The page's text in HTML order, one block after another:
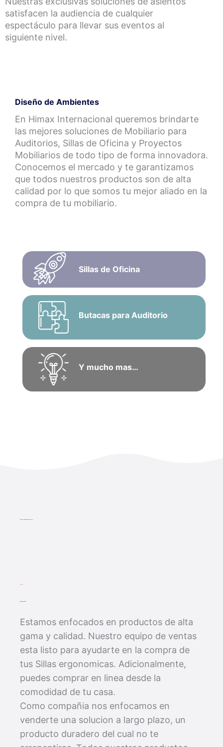
satisfacen la audiencia de cualquier
espectáculo para llevar sus eventos al
siguiente nivel.
Diseño de Ambientes
En Himax Internacional queremos brindarte
las mejores soluciones de Mobiliario para
Auditorios, Sillas de Oficina y Proyectos
Mobiliarios de todo tipo de forma innovadora.
Conocemos el mercado y te garantizamos
que todos nuestros productos son de alta
calidad por lo que somos tu mejor aliado en la
compra de tu mobiliario.
Sillas de Oficina
Butacas para Auditorio
Y mucho mas…
Estamos enfocados en productos de alta
gama y calidad. Nuestro equipo de ventas
esta listo para ayudarte en la compra de
tus Sillas ergonomicas. Adicionalmente,
puedes comprar en linea desde la
comodidad de tu casa.
Como compañia nos enfocamos en
venderte una solucion a largo plazo, un
producto duradero del cual no te